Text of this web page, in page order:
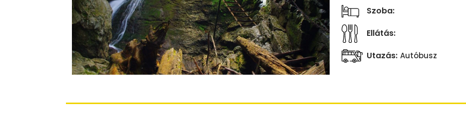
Szoba:
Ellátás:
Utazás: Autóbusz